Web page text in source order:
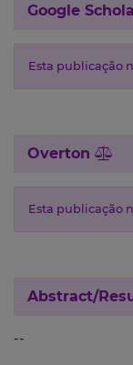
Google
Esta publicação
Overton
Esta publicação
Abstract/
--